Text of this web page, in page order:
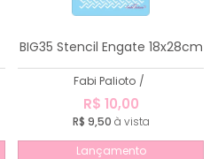
BIG35 Stencil Engate 18x28cm
Fabi Palioto /
R$ 10,00
R$ 9,50 à vista
Lançamento